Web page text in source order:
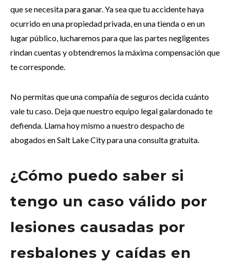
que se necesita para ganar. Ya sea que tu accidente haya
ocurrido en una propiedad privada, en una tienda o en un
lugar público, lucharemos para que las partes negligentes
rindan cuentas y obtendremos la máxima compensación que
te corresponde.
No permitas que una compañía de seguros decida cuánto
vale tu caso. Deja que nuestro equipo legal galardonado te
defienda. Llama hoy mismo a nuestro despacho de
abogados en Salt Lake City para una consulta gratuita.
¿Cómo puedo saber si
tengo un caso válido por
lesiones causadas por
resbalones y caídas en